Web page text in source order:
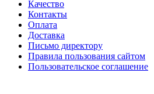
Качество
Контакты
Оплата
Доставка
Письмо директору
Правила пользования сайтом
Пользовательское соглашение